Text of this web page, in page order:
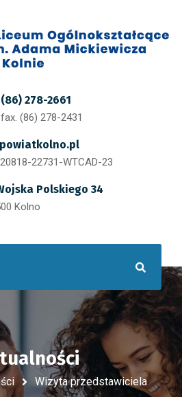
(86) 278-2661
fax. (86) 278-2431
22731-WTCAD-23
Polskiego 34
Kolno
Wizyta przedstawiciela